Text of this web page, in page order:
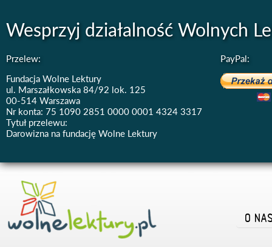
Wesprzyj działalność Wolnych
Przelew:
Fundacja Wolne Lektury
ul. Marszałkowska 84/92 lok. 125
00-514 Warszawa
Nr konta: 75 1090 2851 0000 0001 4324 3317
Tytuł przelewu:
Darowizna na fundację Wolne Lektury
PayPal:
O